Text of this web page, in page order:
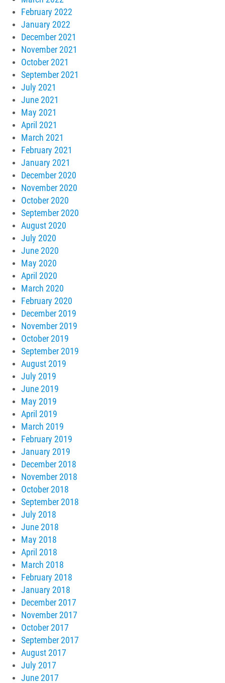
February 2022
January 2022
December 2021
November 2021
October 2021
September 2021
July 2021
June 2021
May 2021
April 2021
March 2021
February 2021
January 2021
December 2020
November 2020
October 2020
September 2020
August 2020
July 2020
June 2020
May 2020
April 2020
March 2020
February 2020
December 2019
November 2019
October 2019
September 2019
August 2019
July 2019
June 2019
May 2019
April 2019
March 2019
February 2019
January 2019
December 2018
November 2018
October 2018
September 2018
July 2018
June 2018
May 2018
April 2018
March 2018
February 2018
January 2018
December 2017
November 2017
October 2017
September 2017
August 2017
July 2017
June 2017